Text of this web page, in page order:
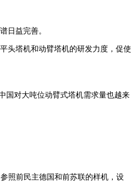
日益完善。
头塔机和动臂塔机的研发力度，促使
国对大吨位动臂式塔机需求量也越来
照前民主德国和前苏联的样机，设